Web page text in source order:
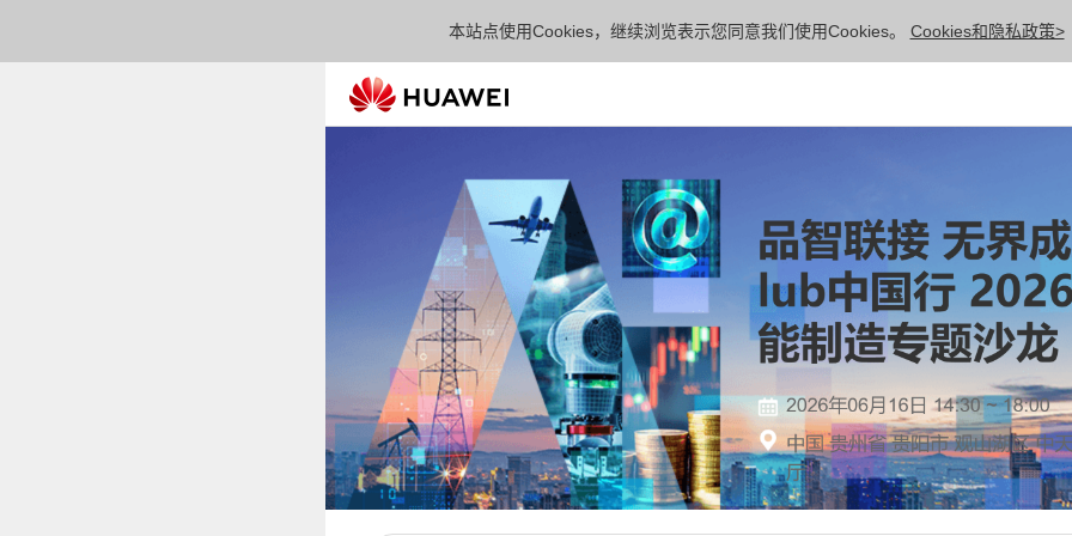
本站点使用Cookies，继续浏览表示您同意我们使用Cookies。 Cookies和隐私政策>